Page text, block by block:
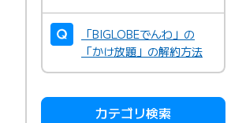
「BIGLOBEでんわ」の
「かけ放題」の解約方法
カテゴリ検索